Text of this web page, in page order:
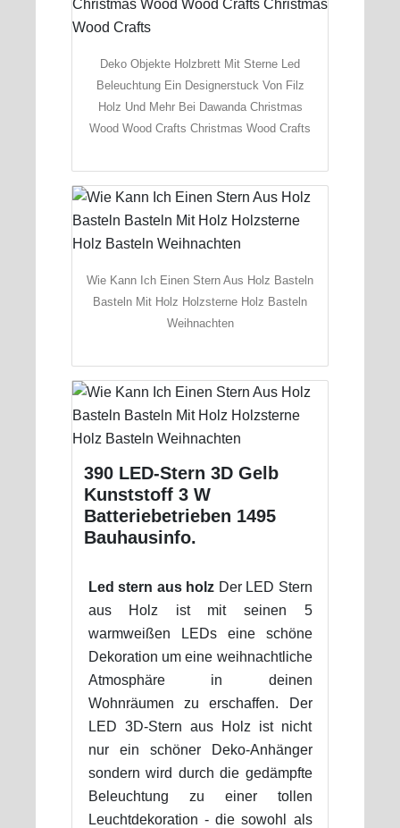
Deko Objekte Holzbrett Mit Sterne Led
Beleuchtung Ein Designerstuck Von Filz
Holz Und Mehr Bei Dawanda Christmas
Wood Wood Crafts Christmas Wood Crafts
Wie Kann Ich Einen Stern Aus Holz Basteln
Basteln Mit Holz Holzsterne Holz Basteln
Weihnachten
390 LED-Stern 3D Gelb
Kunststoff 3 W
Batteriebetrieben 1495
Bauhausinfo.
Led stern aus holz Der LED Stern
aus Holz ist mit seinen 5
warmweißen LEDs eine schöne
Dekoration um eine weihnachtliche
Atmosphäre in deinen
Wohnräumen zu erschaffen. Der
LED 3D-Stern aus Holz ist nicht
nur ein schöner Deko-Anhänger
sondern wird durch die gedämpfte
Beleuchtung zu einer tollen
Leuchtdekoration - die sowohl als